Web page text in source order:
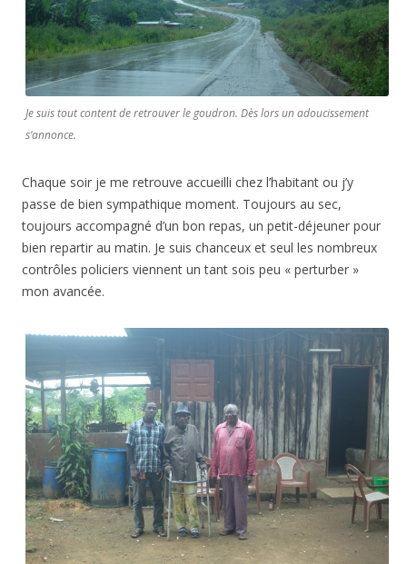
Je suis tout content de retrouver le goudron. Dès lors un adoucissement
s’annonce.
Chaque soir je me retrouve accueilli chez l’habitant ou j’y
passe de bien sympathique moment. Toujours au sec,
toujours accompagné d’un bon repas, un petit-déjeuner pour
bien repartir au matin. Je suis chanceux et seul les nombreux
contrôles policiers viennent un tant sois peu « perturber »
mon avancée.